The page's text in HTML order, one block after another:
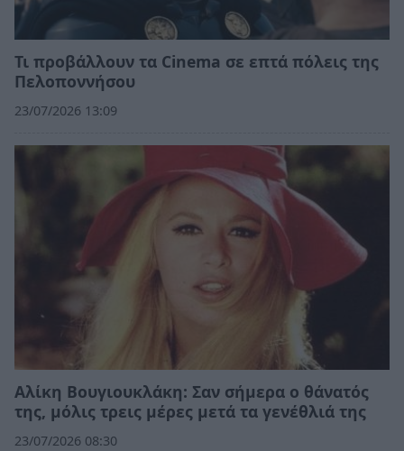
Τι προβάλλουν τα Cinema σε επτά πόλεις της
Πελοποννήσου
23/07/2026 13:09
Αλίκη Βουγιουκλάκη: Σαν σήμερα ο θάνατός
της, μόλις τρεις μέρες μετά τα γενέθλιά της
23/07/2026 08:30